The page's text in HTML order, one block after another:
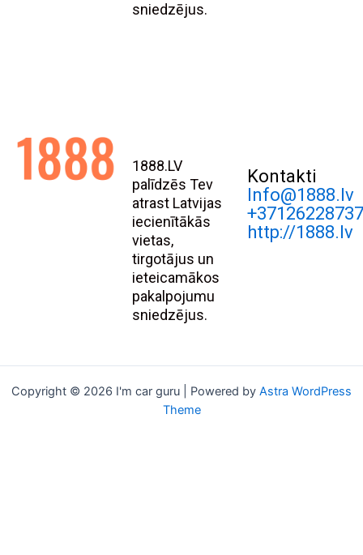
sniedzējus.
1888.LV
palīdzēs Tev
atrast Latvijas
iecienītākās
vietas,
tirgotājus un
ieteicamākos
pakalpojumu
sniedzējus.
Kontakti
Info@1888.lv
http://1888.lv
Copyright © 2026 I'm car guru | Powered by Astra WordPress
Theme